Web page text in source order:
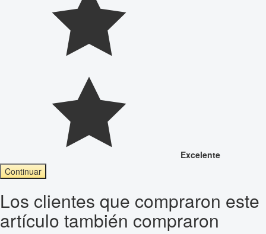
Excelente
Continuar
Los clientes que compraron este
artículo también compraron